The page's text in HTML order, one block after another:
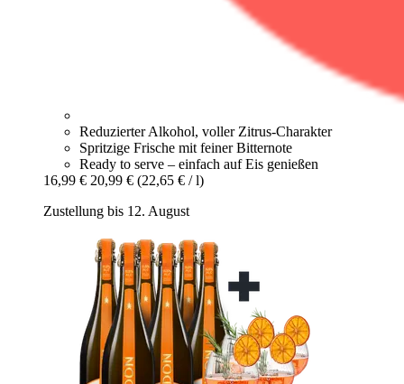
Reduzierter Alkohol, voller Zitrus-Charakter
Spritzige Frische mit feiner Bitternote
Ready to serve – einfach auf Eis genießen
16,99 € 20,99 € (22,65 € / l)
Zustellung bis 12. August